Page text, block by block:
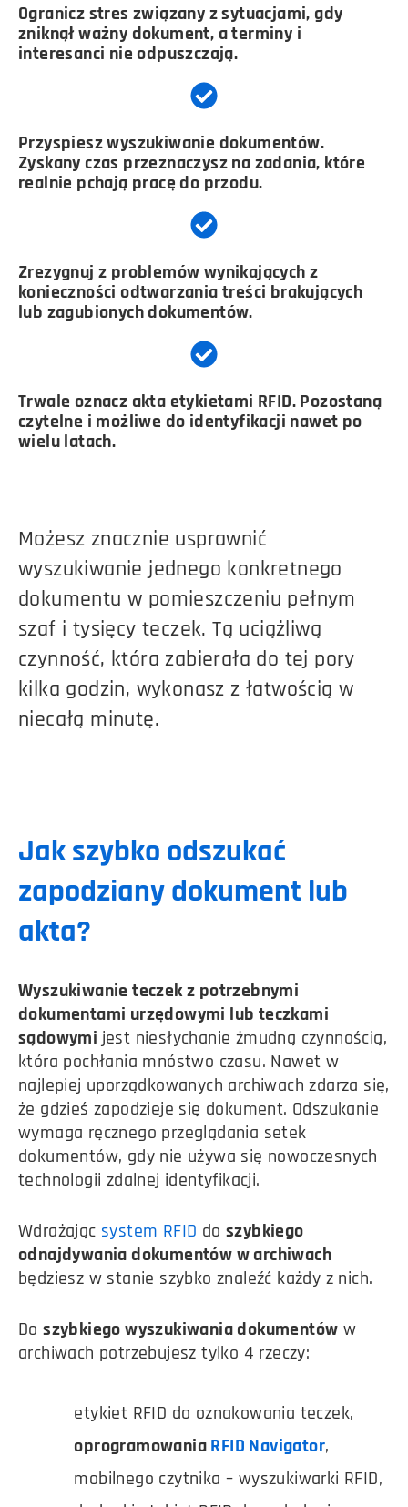
Ogranicz stres związany z sytuacjami, gdy
zniknął ważny dokument, a terminy i
interesanci nie odpuszczają.
Przyspiesz wyszukiwanie dokumentów.
Zyskany czas przeznaczysz na zadania, które
realnie pchają pracę do przodu.
Zrezygnuj z problemów wynikających z
konieczności odtwarzania treści brakujących
lub zagubionych dokumentów.
Trwale oznacz akta etykietami RFID. Pozostaną
czytelne i możliwe do identyfikacji nawet po
wielu latach.
Możesz znacznie usprawnić
wyszukiwanie jednego konkretnego
dokumentu w pomieszczeniu pełnym
szaf i tysięcy teczek. Tą uciążliwą
czynność, która zabierała do tej pory
kilka godzin, wykonasz z łatwością w
niecałą minutę.
Jak szybko odszukać
zapodziany dokument lub
akta?
Wyszukiwanie teczek z potrzebnymi
dokumentami urzędowymi lub teczkami
sądowymi jest niesłychanie żmudną czynnością,
która pochłania mnóstwo czasu. Nawet w
najlepiej uporządkowanych archiwach zdarza się,
że gdzieś zapodzieje się dokument. Odszukanie
wymaga ręcznego przeglądania setek
dokumentów, gdy nie używa się nowoczesnych
technologii zdalnej identyfikacji.
Wdrażając system RFID doszybkiego
odnajdywania dokumentów w archiwach
będziesz w stanie szybko znaleźć każdy z nich.
Doszybkiego wyszukiwania dokumentów w
archiwach potrzebujesz tylko 4 rzeczy:
etykiet RFID do oznakowania teczek,
oprogramowaniaRFID Navigator,
mobilnego czytnika – wyszukiwarki RFID,